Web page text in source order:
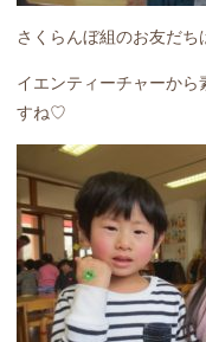
さくらんぼ組のお友だ
イエンティーチャーか
すね♡